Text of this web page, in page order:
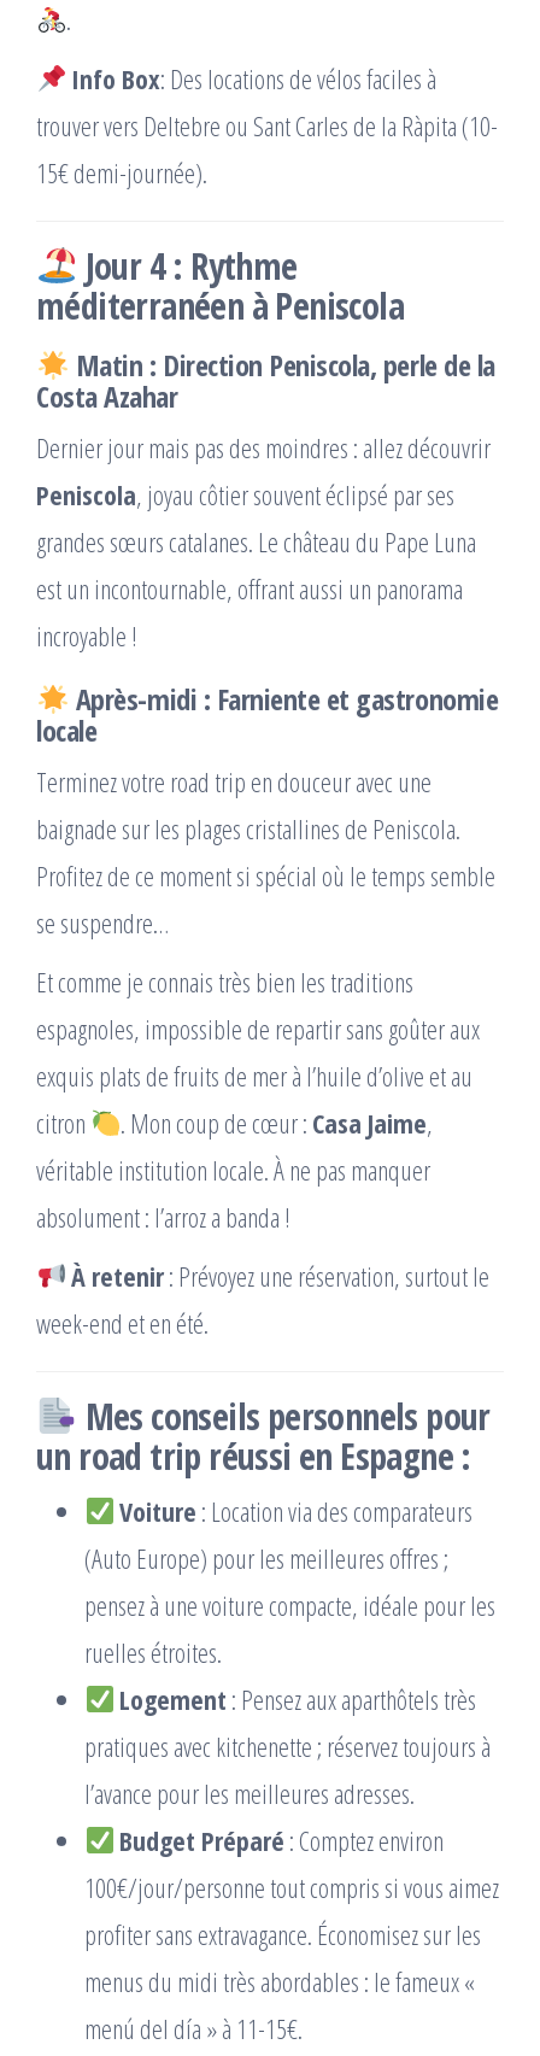
.
Info Box: Des locations de vélos faciles à
trouver vers Deltebre ou Sant Carles de la Ràpita (10-
15€ demi-journée).
Jour 4 : Rythme
méditerranéen à Peniscola
Matin : Direction Peniscola, perle de la
Costa Azahar
Dernier jour mais pas des moindres : allez découvrir
Peniscola, joyau côtier souvent éclipsé par ses
grandes sœurs catalanes. Le château du Pape Luna
est un incontournable, offrant aussi un panorama
incroyable !
Après-midi : Farniente et gastronomie
locale
Terminez votre road trip en douceur avec une
baignade sur les plages cristallines de Peniscola.
Profitez de ce moment si spécial où le temps semble
se suspendre…
Et comme je connais très bien les traditions
espagnoles, impossible de repartir sans goûter aux
exquis plats de fruits de mer à l’huile d’olive et au
citron
. Mon coup de cœur : Casa Jaime,
véritable institution locale. À ne pas manquer
absolument : l’arroz a banda !
À retenir: Prévoyez une réservation, surtout le
week-end et en été.
Mes conseils personnels pour
un road trip réussi en Espagne :
Voiture : Location via des comparateurs
(Auto Europe) pour les meilleures offres ;
pensez à une voiture compacte, idéale pour les
ruelles étroites.
Logement : Pensez aux aparthôtels très
pratiques avec kitchenette ; réservez toujours à
l’avance pour les meilleures adresses.
Budget Préparé : Comptez environ
100€/jour/personne tout compris si vous aimez
profiter sans extravagance. Économisez sur les
menus du midi très abordables : le fameux «
menú del día » à 11-15€.